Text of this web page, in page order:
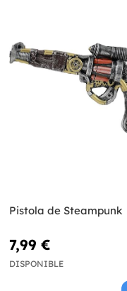
Pistola de Steampunk
7,99 €
DISPONIBLE